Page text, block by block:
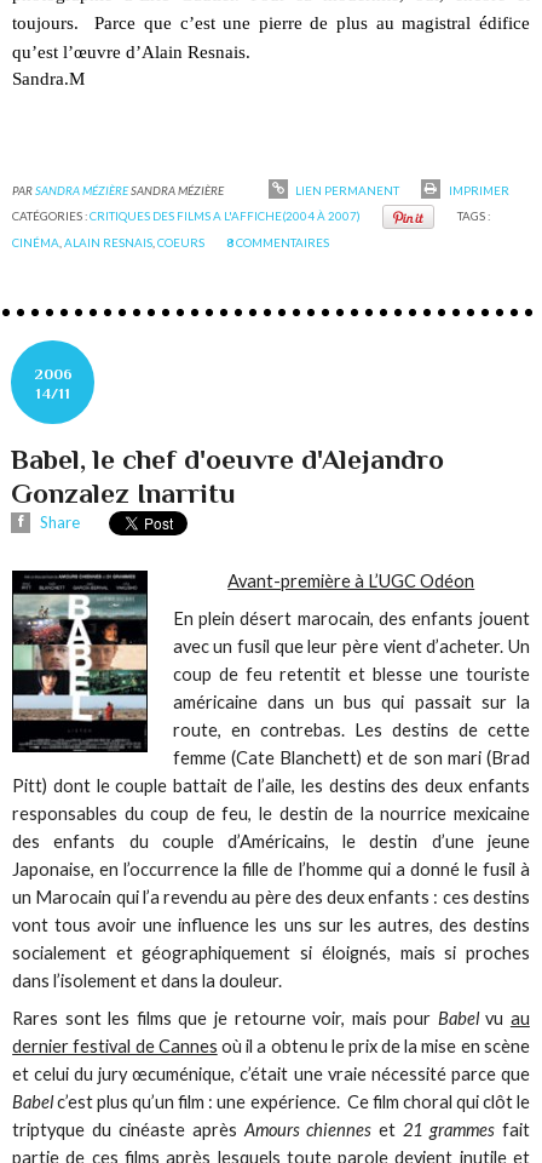
toujours. Parce que c’est une pierre de plus au magistral édifice
qu’est l’œuvre d’Alain Resnais.
Sandra.M
PARSANDRA MÉZIÈRESANDRA MÉZIÈRE LIEN PERMANENT
IMPRIMER
CATÉGORIES :CRITIQUES DES FILMS A L'AFFICHE(2004 À 2007)
TAGS :
CINÉMA ,ALAIN RESNAIS ,COEURS 8COMMENTAIRES
2006
14/11
Babel, le chef d'oeuvre d'Alejandro
Gonzalez Inarritu
Share
Avant-première à L’UGC Odéon
En plein désert marocain, des enfants jouent
avec un fusil que leur père vient d’acheter. Un
coup de feu retentit et blesse une touriste
américaine dans un bus qui passait sur la
route, en contrebas. Les destins de cette
femme (Cate Blanchett) et de son mari (Brad
Pitt) dont le couple battait de l’aile, les destins des deux enfants
responsables du coup de feu, le destin de la nourrice mexicaine
des enfants du couple d’Américains, le destin d’une jeune
Japonaise, en l’occurrence la fille de l’homme qui a donné le fusil à
un Marocain qui l’a revendu au père des deux enfants : ces destins
vont tous avoir une influence les uns sur les autres, des destins
socialement et géographiquement si éloignés, mais si proches
dans l’isolement et dans la douleur.
Rares sont les films que je retourne voir, mais pour Babelvu au
dernier festival de Cannes où il a obtenu le prix de la mise en scène
et celui du jury œcuménique, c’était une vraie nécessité parce que
Babelc’est plus qu’un film : une expérience. Ce film choral qui clôt le
triptyque du cinéaste après Amours chiennes et 21 grammes fait
partie de ces films après lesquels toute parole devient inutile et